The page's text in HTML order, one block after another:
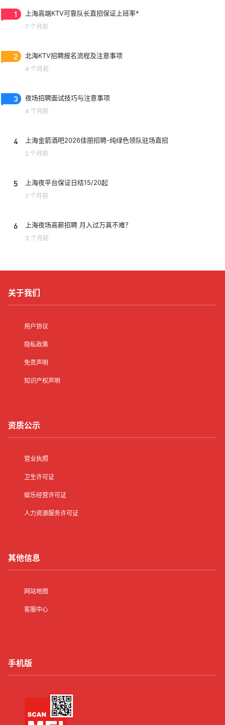
1 上海高端KTV可靠队长直招保证上班率*
7 个月前
2 北海KTV招聘报名流程及注意事项
4 个月前
3 夜场招聘面试技巧与注意事项
4 个月前
4 上海金箭酒吧2026佳丽招聘-纯绿色领队驻场直招
2 个月前
5 上海夜平台保证日结15/20起
2 个月前
6 上海夜场高薪招聘 月入过万真不难？
3 个月前
关于我们
用户协议
隐私政策
免责声明
知识产权声明
资质公示
营业执照
卫生许可证
娱乐经营许可证
人力资源服务许可证
其他信息
网站地图
客服中心
手机版